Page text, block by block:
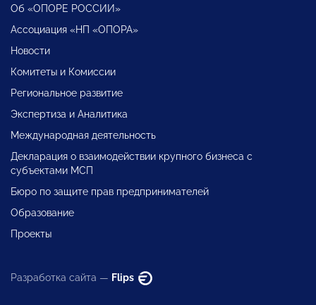
Об «ОПОРЕ РОССИИ»
Ассоциация «НП «ОПОРА»
Новости
Комитеты и Комиссии
Региональное развитие
Экспертиза и Аналитика
Международная деятельность
Декларация о взаимодействии крупного бизнеса с
субъектами МСП
Бюро по защите прав предпринимателей
Образование
Проекты
Разработка сайта — Flips